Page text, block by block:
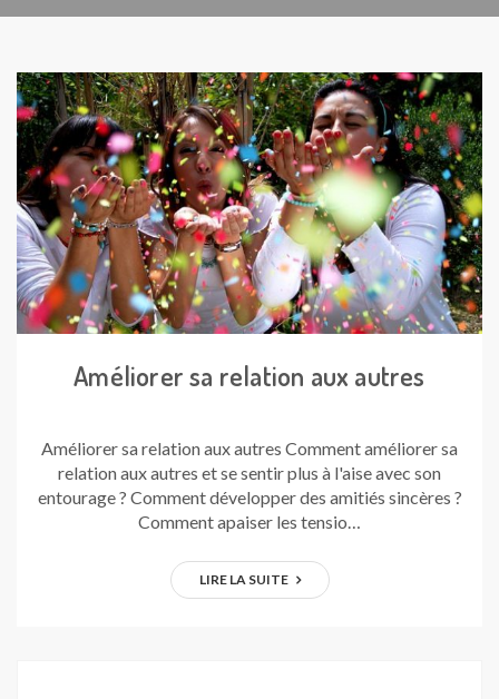
Améliorer sa relation aux autres
Améliorer sa relation aux autres Comment améliorer sa
relation aux autres et se sentir plus à l'aise avec son
entourage ? Comment développer des amitiés sincères ?
Comment apaiser les tensio…
LIRE LA SUITE